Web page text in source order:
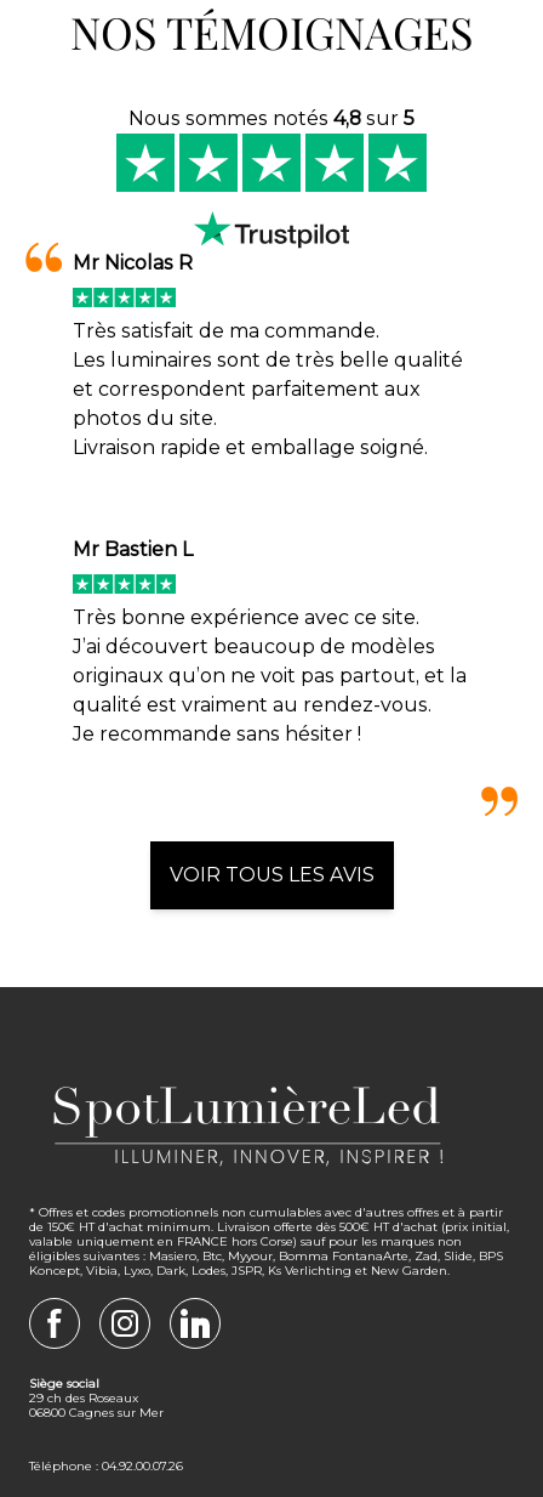
NOS TÉMOIGNAGES
Nous sommes notés 4,8 sur 5
Mr Nicolas R
Très satisfait de ma commande.
Les luminaires sont de très belle qualité
et correspondent parfaitement aux
photos du site.
Livraison rapide et emballage soigné.
Mr Bastien L
Très bonne expérience avec ce site.
J’ai découvert beaucoup de modèles
originaux qu’on ne voit pas partout, et la
qualité est vraiment au rendez-vous.
Je recommande sans hésiter !
VOIR TOUS LES AVIS
* Offres et codes promotionnels non cumulables avec d'autres offres et à partir
de 150€ HT d'achat minimum. Livraison offerte dès 500€ HT d'achat (prix initial,
valable uniquement en FRANCE hors Corse) sauf pour les marques non
éligibles suivantes : Masiero, Btc, Myyour, Bomma FontanaArte, Zad, Slide, BPS
Koncept, Vibia, Lyxo, Dark, Lodes, JSPR, Ks Verlichting et New Garden.
Siège social
29 ch des Roseaux
06800 Cagnes sur Mer
Téléphone : 04.92.00.07.26